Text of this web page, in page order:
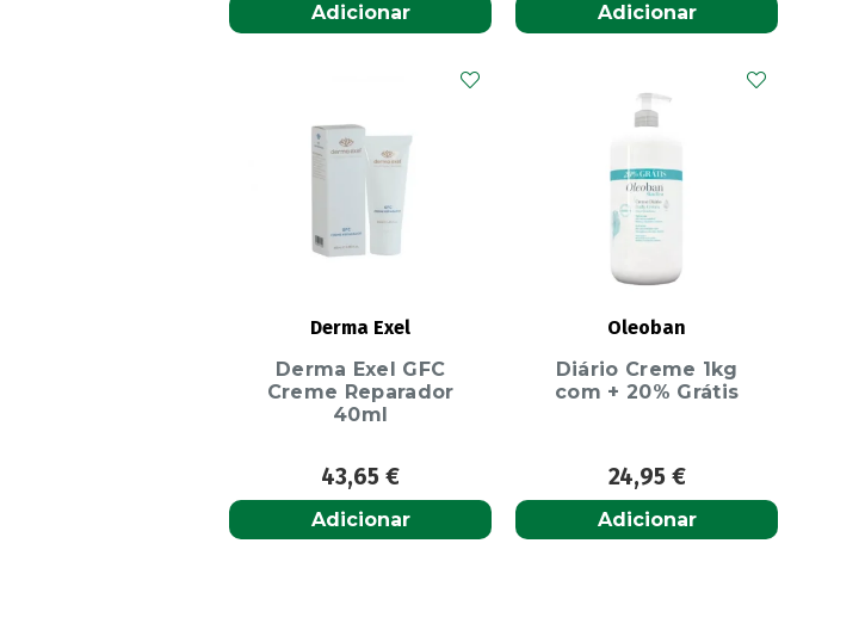
a
Adicionar Adicionar
Derma Exel
Derma Exel GFC
Creme Reparador
40ml
43,65€
Adicionar
Oleoban
Diário Creme 1kg
com + 20% Grátis
24,95 €
Adicionar